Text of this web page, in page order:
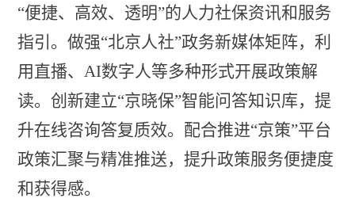
“便捷、高效、透明”的人力社保资讯和服务
指引。做强“北京人社”政务新媒体矩阵，利
用 直播、AI数字人等多种形式开展政策解
读。创新建立“京晓保”智能问答知识库，提
升在线咨询答复质效。配合推进“京策”平台
政策汇聚与精准推送，提升政策服务便捷度
和获得感。